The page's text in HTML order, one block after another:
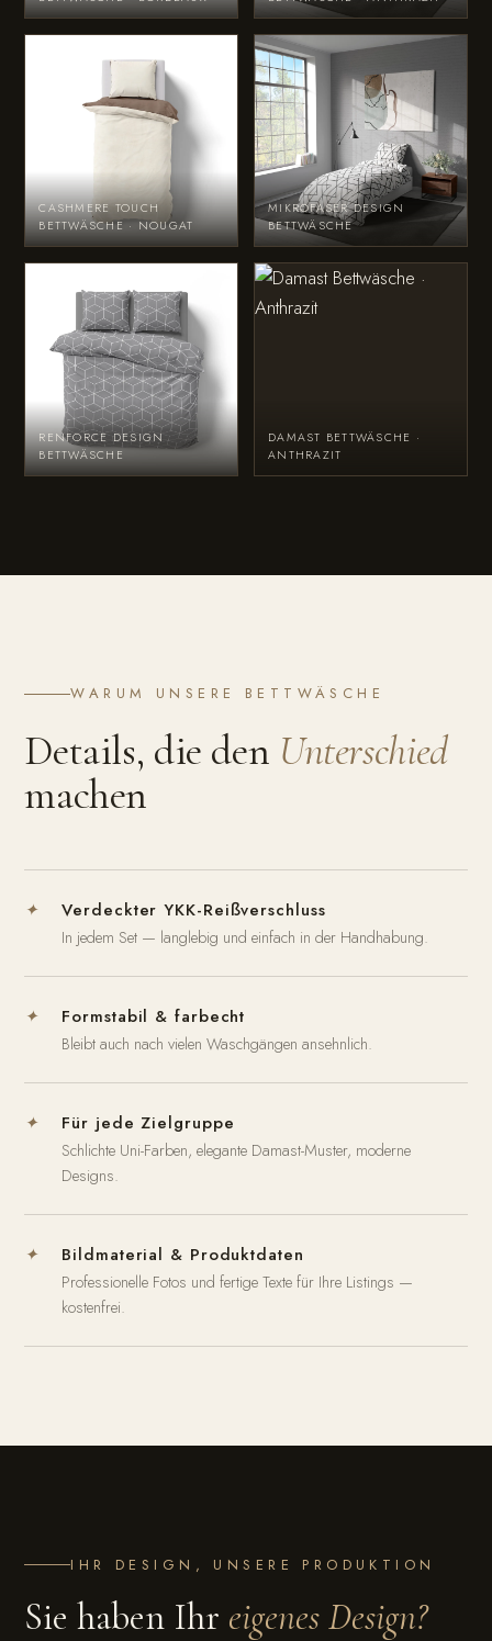
CASHMERE TOUCH
BETTWÄSCHE · NOUGAT
MIKROFASER DESIGN
BETTWÄSCHE
RENFORCE DESIGN
BETTWÄSCHE
DAMAST BETTWÄSCHE ·
ANTHRAZIT
WARUM UNSERE BETTWÄSCHE
Details, die den Unterschied
machen
✦ Verdeckter YKK-Reißverschluss
In jedem Set — langlebig und einfach in der Handhabung.
✦ Formstabil & farbecht
Bleibt auch nach vielen Waschgängen ansehnlich.
✦ Für jede Zielgruppe
Schlichte Uni-Farben, elegante Damast-Muster, moderne
Designs.
✦ Bildmaterial & Produktdaten
Professionelle Fotos und fertige Texte für Ihre Listings —
kostenfrei.
IHR DESIGN, UNSERE PRODUKTION
Sie haben Ihr eigenes Design?